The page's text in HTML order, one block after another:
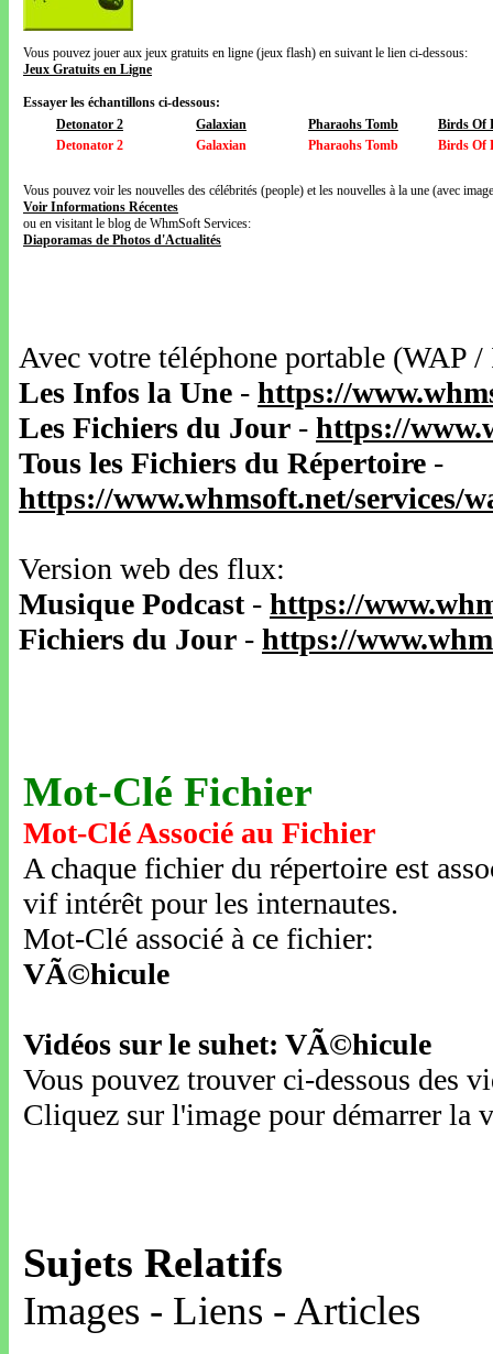
Vous pouvez jouer aux jeux gratuits en ligne (jeux flash) en suivant le lien ci-dessous:
Jeux Gratuits en Ligne
Essayer les échantillons ci-dessous:
Detonator 2
Galaxian Pharaohs Tomb
Birds Of
Detonator 2
Galaxian Pharaohs Tomb Birds Of
Vous pouvez voir les nouvelles des célébrités (people) et les nouvelles à la une (avec
Voir Informations Récentes
ou en visitant le blog de WhmSoft Services:
Diaporamas de Photos d'Actualités
Avec votre téléphone portable
Les Infos la Une - https://
Les Fichiers du Jour - https://
Tous les Fichiers du Répertoire -
https://www.whmsoft.net/services/
Version web des flux:
Musique Podcast- https://
Fichiers du Jour - https://
Mot-Clé Fichier
Mot-Clé Associé au Fichier
A chaque fichier du répertoire est
vif intérêt pour les internautes.
Mot-Clé associé à ce fichier:
VÃ©hicule
Vidéos sur le suhet: VÃ©hicule
Vous pouvez trouver ci-dessous des
Cliquez sur l'image pour démarrer la
Sujets Relatifs
Images - Liens - Articles